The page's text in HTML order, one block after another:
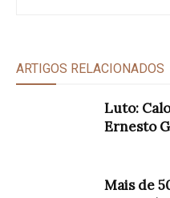
ARTIGOS RELACIONADOS
Luto:
Ernesto
Mais de